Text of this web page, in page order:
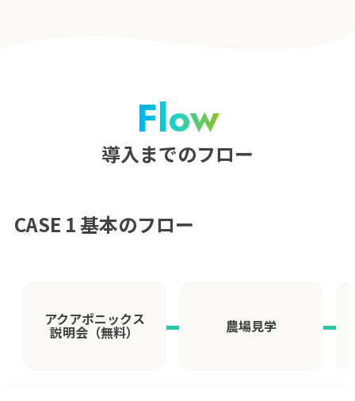
Flow
導入までのフロー
CASE 1 基本のフロー
アクアポニックス
説明会（無料） 農場見学